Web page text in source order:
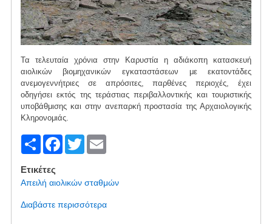
Τα τελευταία χρόνια στην Καρυστία η αδιάκοπη κατασκευή
αιολικών βιομηχανικών εγκαταστάσεων με εκατοντάδες
ανεμογεννήτριες σε απρόσιτες, παρθένες περιοχές, έχει
οδηγήσει εκτός της τεράστιας περιβαλλοντικής και τουριστικής
υποβάθμισης και στην ανεπαρκή προστασία της Αρχαιολογικής
Κληρονομιάς.
S
h
ar
e
F
c
e
T
tt
er
E
ail
Ετικέτες
Απειλή αιολικών σταθμών
Διαβάστε περισσότεραγια